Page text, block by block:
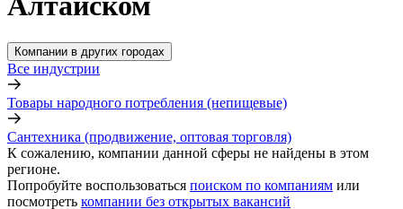
Компании в других городах
Все индустрии
Товары народного потребления (непищевые)
Сантехника (продвижение, оптовая торговля)
К сожалению, компании данной сферы не найдены в этом
регионе.
Попробуйте воспользоваться поиском по компаниям или
посмотреть компании без открытых вакансий